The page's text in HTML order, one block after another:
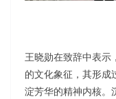
王晓勋在致辞中表示
的文化象征，其形成
淀芳华的精神内核。